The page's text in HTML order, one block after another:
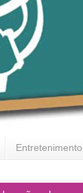
Entretenimento